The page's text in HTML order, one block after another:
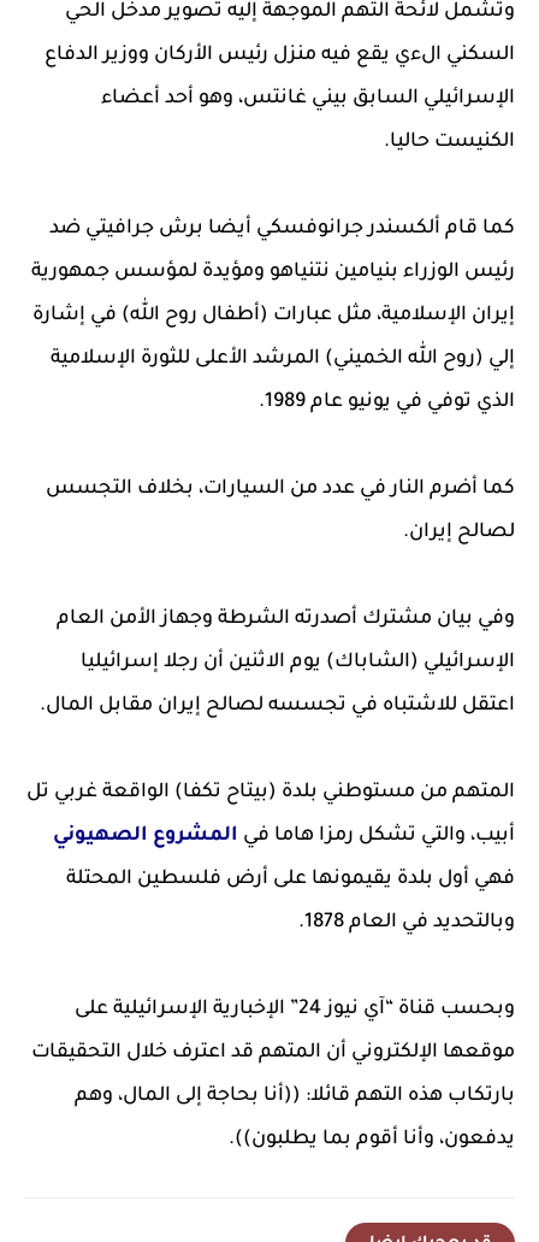
وتشمل لائحة التهم الموجهة إليه تصوير مدخل الحي
السكني الءي يقع فيه منزل رئيس الأركان ووزير الدفاع
الإسرائيلي السابق بيني غانتس، وهو أحد أعضاء
الكنيست حاليا.
كما قام ألكسندر جرانوفسكي أيضا برش جرافيتي ضد
رئيس الوزراء بنيامين نتنياهو ومؤيدة لمؤسس جمهورية
إيران الإسلامية، مثل عبارات (أطفال روح الله) في إشارة
إلي (روح الله الخميني) المرشد الأعلى للثورة الإسلامية
الذي توفي في يونيو عام 1989.
كما أضرم النار في عدد من السيارات، بخلاف التجسس
لصالح إيران.
وفي بيان مشترك أصدرته الشرطة وجهاز الأمن العام
الإسرائيلي (الشاباك) يوم الاثنين أن رجلا إسرائيليا
اعتقل للاشتباه في تجسسه لصالح إيران مقابل المال.
المتهم من مستوطني بلدة (بيتاح تكفا) الواقعة غربي تل
أبيب، والتي تشكل رمزا هاما في المشروع الصهيوني
فهي أول بلدة يقيمونها على أرض فلسطين المحتلة
وبالتحديد في العام 1878.
وبحسب قناة “آي نيوز 24” الإخبارية الإسرائيلية على
موقعها الإلكتروني أن المتهم قد اعترف خلال التحقيقات
بارتكاب هذه التهم قائلا: ((أنا بحاجة إلى المال، وهم
يدفعون، وأنا أقوم بما يطلبون)).